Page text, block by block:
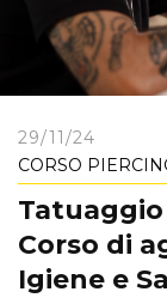
29/11/24
CORSO
Corso di
Igiene e